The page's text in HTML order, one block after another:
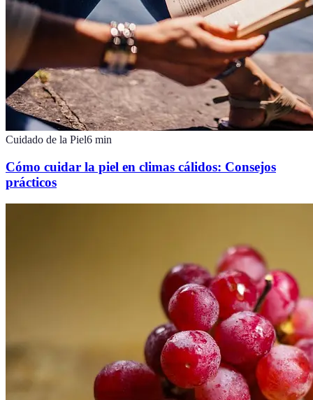
Cuidado de la Piel6 min
Cómo cuidar la piel en climas cálidos: Consejos
prácticos